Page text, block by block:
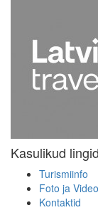
Kasulikud lingid
Turismiinfo
Foto ja Video
Kontaktid